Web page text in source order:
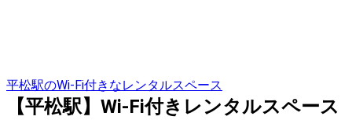
平松駅のWi-Fi付きなレンタルスペース
【平松駅】Wi-Fi付きレンタルスペース